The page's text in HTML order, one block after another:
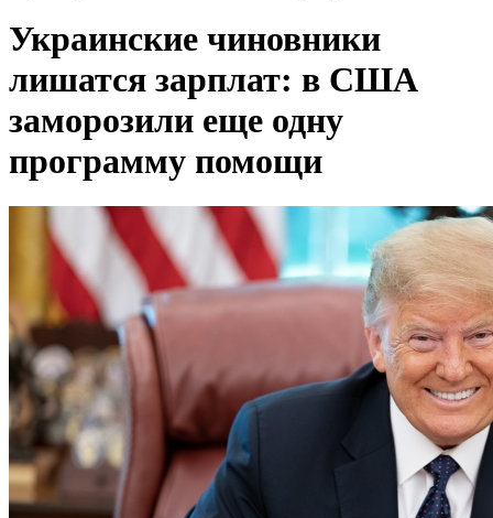
Украинские чиновники
лишатся зарплат: в США
заморозили еще одну
программу помощи